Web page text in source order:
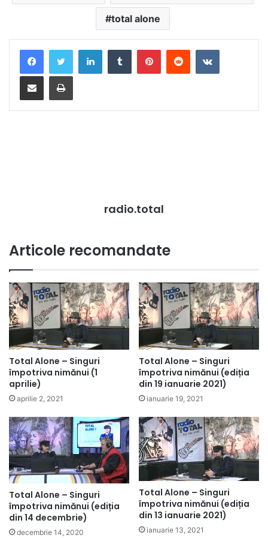
total alone
LinkedInTumblrPinterestRedditVKontakte
Distribuie prin mail Tipărește
radio.total
Articole recomandate
Total Alone – Singuri
împotriva nimănui (1
aprilie)
aprilie 2, 2021
Total Alone – Singuri
împotriva nimănui (ediția
din 19 ianuarie 2021)
ianuarie 19, 2021
Total Alone – Singuri
împotriva nimănui (ediția
din 14 decembrie)
decembrie 14, 2020
Total Alone – Singuri
împotriva nimănui (ediția
din 13 ianuarie 2021)
ianuarie 13, 2021